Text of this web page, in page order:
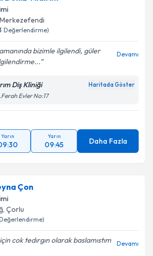
Merkezefendi
Değerlendirme)
bizimle ilgilendi, güler
Devamı
Diş Kliniği Haritada Göster
Evler No:17
Yarın Yarın
09:45 Daha Fazla
Çon
, Çorlu
cok tedırgın olarak baslamıstım
Devamı